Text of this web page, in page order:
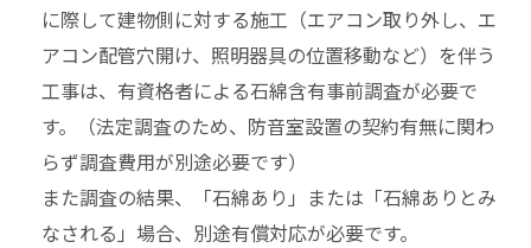
に際して建物側に対する施工（エアコン取り外し、エ
アコン配管穴開け、照明器具の位置移動など）を伴う
工事は、有資格者による石綿含有事前調査が必要で
す。（法定調査のため、防音室設置の契約有無に関わ
らず調査費用が別途必要です）
また調査の結果、「石綿あり」または「石綿ありとみ
なされる」場合、別途有償対応が必要です。